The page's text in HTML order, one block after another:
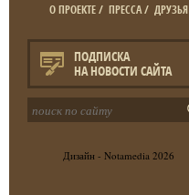
О ПРОЕКТЕ/ ПРЕССА/ ДРУЗЬЯ
ПОДПИСКА
НА НОВОСТИ САЙТА
Дизайн - Notamedia 2026